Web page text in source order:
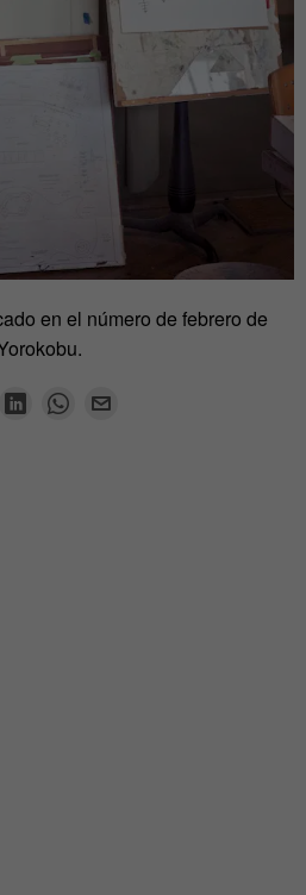
en el número de febrero de